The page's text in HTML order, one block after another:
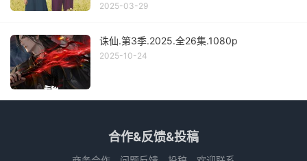
2025-03-29
诛仙.第3季.2025.全26集.1080p
2025-10-24
合作&反馈&投稿